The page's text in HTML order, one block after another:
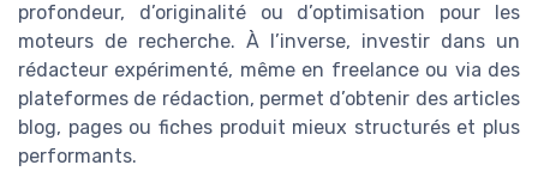
profondeur, d’originalité ou d’optimisation pour les
moteurs de recherche. À l’inverse, investir dans un
rédacteur expérimenté, même en freelance ou via des
plateformes de rédaction, permet d’obtenir des articles
blog, pages ou fiches produit mieux structurés et plus
performants.